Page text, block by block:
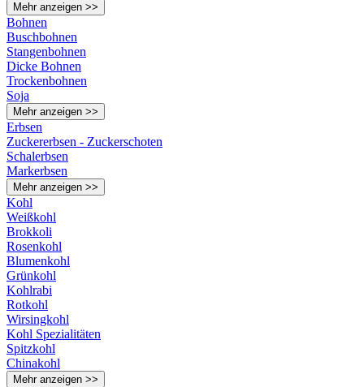
Mehr anzeigen >>
Bohnen
Buschbohnen
Stangenbohnen
Dicke Bohnen
Trockenbohnen
Soja
Mehr anzeigen >>
Erbsen
Zuckererbsen - Zuckerschoten
Schalerbsen
Markerbsen
Mehr anzeigen >>
Kohl
Weißkohl
Brokkoli
Rosenkohl
Blumenkohl
Grünkohl
Kohlrabi
Rotkohl
Wirsingkohl
Kohl Spezialitäten
Spitzkohl
Chinakohl
Mehr anzeigen >>